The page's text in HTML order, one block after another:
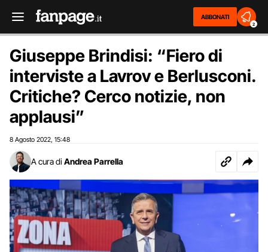
ABBONATI
2
Giuseppe Brindisi: “Fiero di
interviste a Lavrov e Berlusconi.
Critiche? Cerco notizie, non
applausi”
8 Agosto 2022 15:48
A cura di Andrea Parrella